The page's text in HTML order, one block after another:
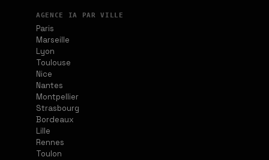
AGENCE IA PAR VILLE
Paris
Marseille
Lyon
Toulouse
Nice
Nantes
Montpellier
Strasbourg
Bordeaux
Lille
Rennes
Toulon